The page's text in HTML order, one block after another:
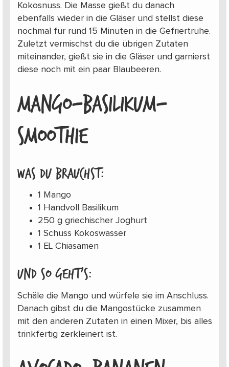
Kokosnuss. Die Masse gießt du danach
ebenfalls wieder in die Gläser und stellst diese
nochmal für rund 15 Minuten in die Gefriertruhe.
Zuletzt vermischst du die übrigen Zutaten
miteinander, gießt sie in die Gläser und garnierst
diese noch mit ein paar Blaubeeren.
MANGO-BASILIKUM-
SMOOTHIE
Was du brauchst:
1 Mango
1 Handvoll Basilikum
250 g griechischer Joghurt
1 Schuss Kokoswasser
1 EL Chiasamen
Und so geht’s:
Schäle die Mango und würfele sie im Anschluss.
Danach gibst du die Mangostücke zusammen
mit den anderen Zutaten in einen Mixer, bis alles
trinkfertig zerkleinert ist.